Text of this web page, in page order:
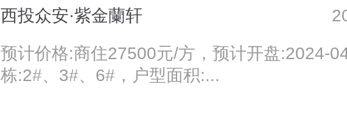
西投众安·紫金蘭轩
预计价格:商住27500元/方，预计开盘:2024-
栋:2#、3#、6#，户型面积:...